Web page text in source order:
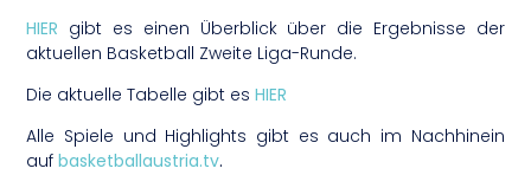
HIER gibt es einen Überblick über die Ergebnisse der
aktuellen Basketball Zweite Liga-Runde.
Die aktuelle Tabelle gibt esHIER
Alle Spiele und Highlights gibt es auch im Nachhinein
aufbasketballaustria.tv.